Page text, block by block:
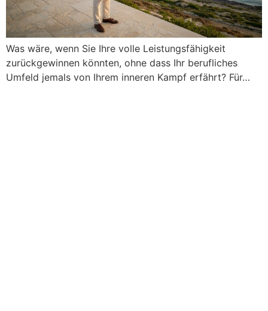
Was wäre, wenn Sie Ihre volle Leistungsfähigkeit
zurückgewinnen könnten, ohne dass Ihr berufliches
Umfeld jemals von Ihrem inneren Kampf erfährt? Für…